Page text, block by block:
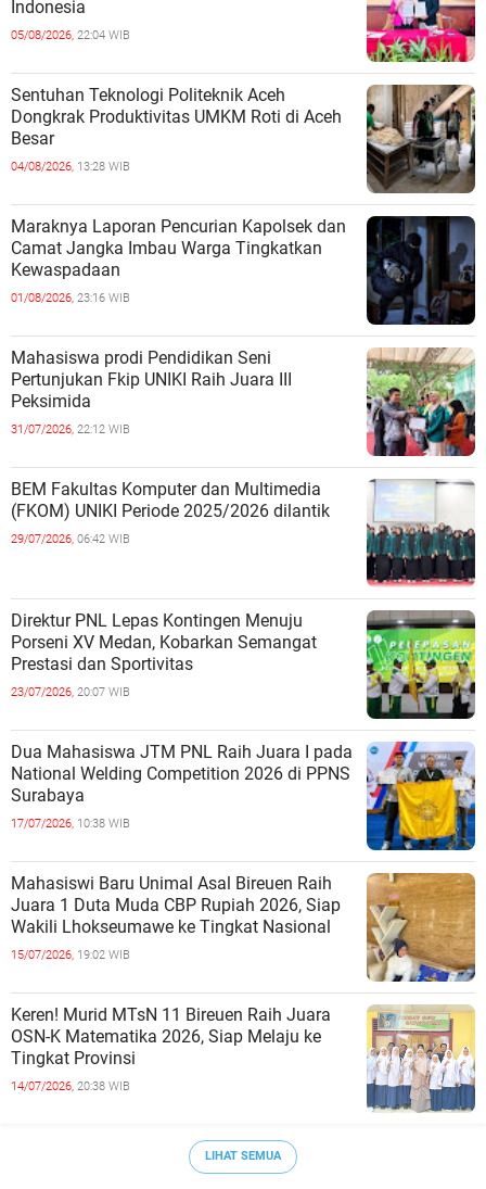
Indonesia
05/08/2026, 22:04 WIB
Sentuhan Teknologi Politeknik Aceh
Dongkrak Produktivitas UMKM Roti di Aceh
Besar
04/08/2026, 13:28 WIB
Maraknya Laporan Pencurian Kapolsek dan
Camat Jangka Imbau Warga Tingkatkan
Kewaspadaan
01/08/2026, 23:16 WIB
Mahasiswa prodi Pendidikan Seni
Pertunjukan Fkip UNIKI Raih Juara III
Peksimida
31/07/2026, 22:12 WIB
BEM Fakultas Komputer dan Multimedia
(FKOM) UNIKI Periode 2025/2026 dilantik
29/07/2026, 06:42 WIB
Direktur PNL Lepas Kontingen Menuju
Porseni XV Medan, Kobarkan Semangat
Prestasi dan Sportivitas
23/07/2026, 20:07 WIB
Dua Mahasiswa JTM PNL Raih Juara I pada
National Welding Competition 2026 di PPNS
Surabaya
17/07/2026, 10:38 WIB
Mahasiswi Baru Unimal Asal Bireuen Raih
Juara 1 Duta Muda CBP Rupiah 2026, Siap
Wakili Lhokseumawe ke Tingkat Nasional
15/07/2026, 19:02 WIB
Keren! Murid MTsN 11 Bireuen Raih Juara
OSN-K Matematika 2026, Siap Melaju ke
Tingkat Provinsi
14/07/2026, 20:38 WIB
LIHAT SEMUA